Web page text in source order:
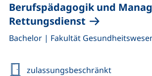
Berufspädagogik und
Rettungsdienst
Bachelor, | Fakultät
zulassungsbeschränkt